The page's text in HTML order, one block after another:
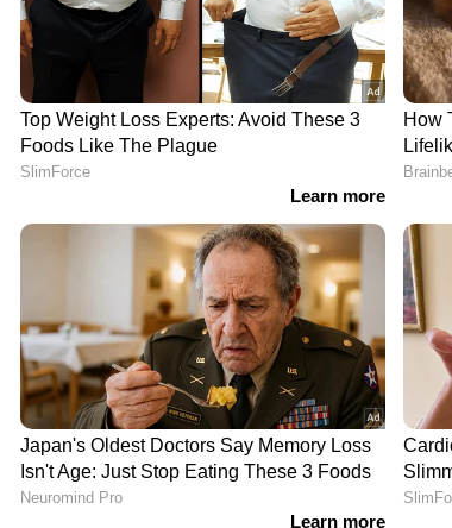
ത്രസിപ്പിക്കുന്ന പെര്‍ഫോമന്‍സിനായി
സണ്‍സ് എന്ന ചിത്രത്തിലെ തന്റെ ഗാനം
2017ലെ ഐഫ അവാര്‍ഡ് ദാന ചടങ്ങില്‍ ആലിയ
മറിച്ചിരുന്നു. ഈ വര്‍ഷം എന്റെ ഏതാനും ജനപ്രിയ
ഒരിക്കല്‍ കൂടി ആനയിക്കാന്‍ ഞാന്‍ തന്നെ
സുനിധി ചൗഹാനും ഐഫയ്ക്ക് അപരിചിതയല്ല.
ഗാനത്തിലൂടെ മികച്ച ഗായികയായി
വ്യക്തിയാണ് അവര്‍. 17 നോമിനേഷനുകളാണ്
അവാര്‍ഡിന് അര്‍ഹയാവുകയും ചെയ്‍തു.
കുടുംബത്തെ ആനന്ദിപ്പിക്കാനുള്ള
അബുദാബിയെ നമ്മള്‍ ഇളക്കിമറിക്കുക തന്നെ
ഗ്രാമി അവാര്‍ഡ് നാമനിര്‍ദേശം ലഭിച്ചിട്ടുള്ള
പ്രൊഡ്യൂസര്‍, ന്യൂക്സിയ, തന്റെ 'ബസ് റാണി',